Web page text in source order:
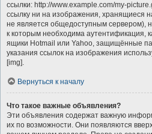
ссылки: http://www.example.com/my-
ссылку ни на изображения, хранящиеся
не является общедоступным сервером),
к которым необходима аутентификация,
ящики Hotmail или Yahoo, защищённые
указания ссылок на изображения
[img].
Вернуться к началу
Что такое важные объявления?
Эти объявления содержат важную
их по возможности. Они появляются